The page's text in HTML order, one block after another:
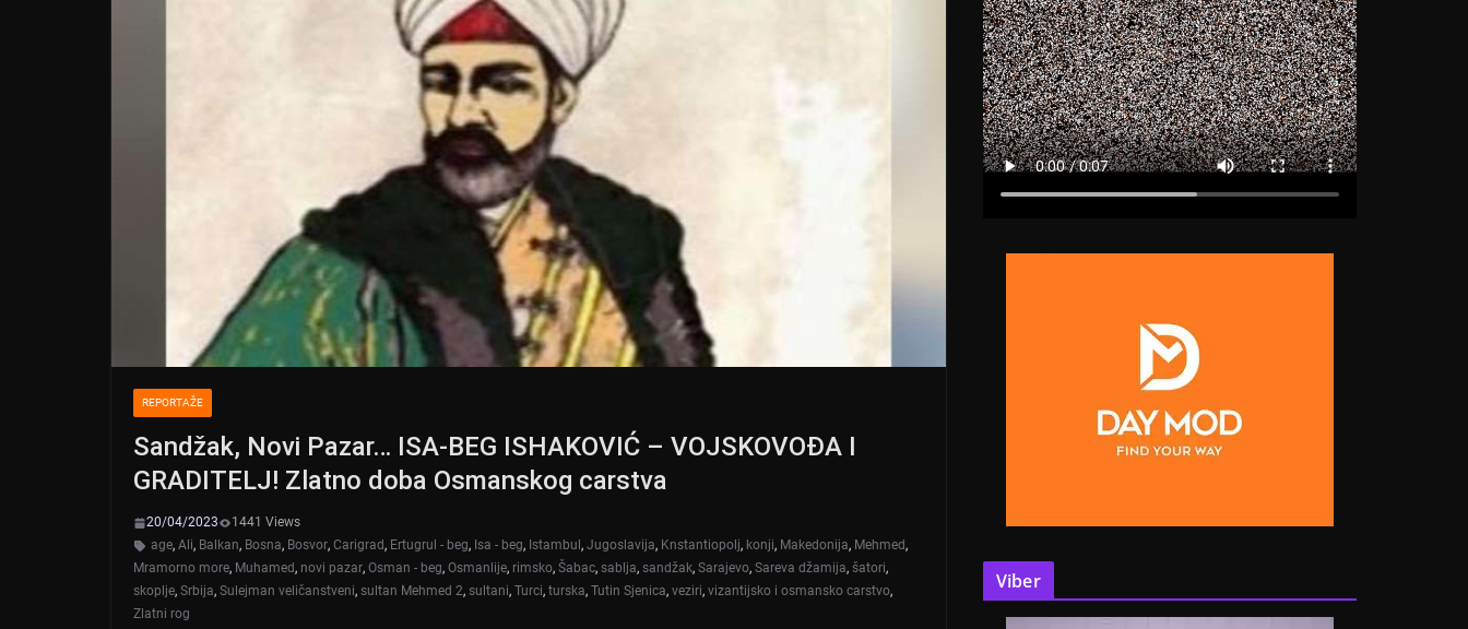
REPORTAŽE
Sandžak, Novi Pazar… ISA-BEG ISHAKOVIĆ – VOJSKOVOĐA I
GRADITELJ! Zlatno doba Osmanskog carstva
20/04/2023
1441 Views
age, Ali, Balkan, Bosna, Bosvor, Carigrad, Ertugrul - beg, Isa - beg, Istambul , Jugoslavija, Knstantiopolj, konji, Makedonija, Mehmed,
Mramorno more, Muhamed, novi pazar, Osman - beg, Osmanlije, rimsko, Šabac, sablja, sandžak, Sarajevo, Sareva džamija, šatori,
skoplje, Srbija, Sulejman veličanstveni, sultan Mehmed 2, sultani, Turci, turska, Tutin Sjenica, veziri, vizantijsko i osmansko carstvo,
Zlatni rog
Viber